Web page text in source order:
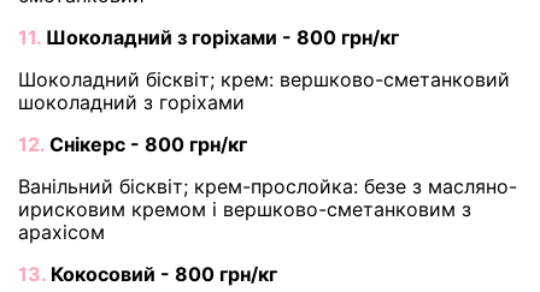
11. Шоколадний з горіхами - 800 грн/кг
Шоколадний бісквіт; крем: вершково-сметанковий
шоколадний з горіхами
12. Снікерс - 800 грн/кг
Ванільний бісквіт; крем-прослойка: безе з масляно-
ирисковим кремом і вершково-сметанковим з
арахісом
13. Кокосовий - 800 грн/кг